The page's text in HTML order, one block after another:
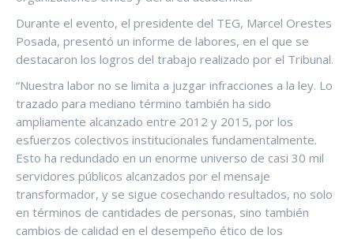
Durante el evento, el presidente del TEG, Marcel Orestes
Posada, presentó un informe de labores, en el que se
destacaron los logros del trabajo realizado por el Tribunal.
“Nuestra labor no se limita a juzgar infracciones a la ley. Lo
trazado para mediano término también ha sido
ampliamente alcanzado entre 2012 y 2015, por los
esfuerzos colectivos institucionales fundamentalmente.
Esto ha redundado en un enorme universo de casi 30 mil
servidores públicos alcanzados por el mensaje
transformador, y se sigue cosechando resultados, no solo
en términos de cantidades de personas, sino también
cambios de calidad en el desempeño ético de los